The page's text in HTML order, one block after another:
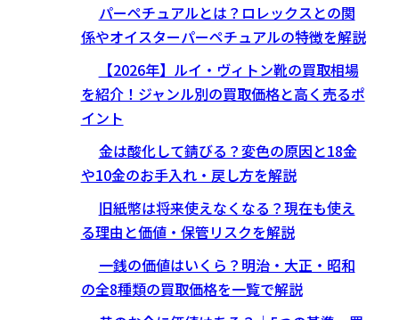
パーペチュアルとは？ロレックスとの関
係やオイスターパーペチュアルの特徴を解説
【2026年】ルイ・ヴィトン靴の買取相場
を紹介！ジャンル別の買取価格と高く売るポ
イント
金は酸化して錆びる？変色の原因と18金
や10金のお手入れ・戻し方を解説
旧紙幣は将来使えなくなる？現在も使え
る理由と価値・保管リスクを解説
一銭の価値はいくら？明治・大正・昭和
の全8種類の買取価格を一覧で解説